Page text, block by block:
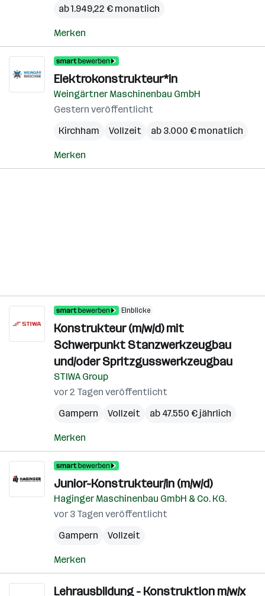
ab 1.949,22 € monatlich
Merken
Elektrokonstrukteur*in
Weingärtner Maschinenbau GmbH
Gestern veröffentlicht
Kirchham
Vollzeit ab 3.000 € monatlich
Merken
Einblicke
Konstrukteur (m/w/d) mit
Schwerpunkt Stanzwerkzeugbau
und/oder Spritzgusswerkzeugbau
STIWA Group
vor 2 Tagen veröffentlicht
Gampern
Vollzeit ab 47.550 € jährlich
Merken
Junior-Konstrukteur/in (m/w/d)
Haginger Maschinenbau GmbH & Co. KG.
vor 3 Tagen veröffentlicht
Gampern
Vollzeit
Merken
Lehrausbildung - Konstruktion m/w/x